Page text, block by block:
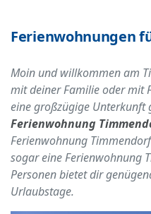
Ferienwohnungen
Moin und willkommen am
mit deiner Familie oder mit
eine großzügige Unterkunft
Ferienwohnung
Ferienwohnung
sogar eine Ferienwohnung
Personen bietet dir
Urlaubstage.